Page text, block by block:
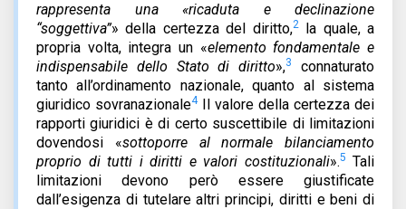
rappresenta una «ricaduta e declinazione
“soggettiva”» della certezza del diritto,2la quale, a
propria volta, integra un «elemento fondamentale e
indispensabile dello Stato di diritto»,3
connaturato
tanto all’ordinamento nazionale, quanto al sistema
giuridico sovranazionale4Il valore della certezza dei
rapporti giuridici è di certo suscettibile di limitazioni
dovendosi «sottoporre al normale bilanciamento
proprio di tutti i diritti e valori costituzionali».5 Tali
limitazioni devono però essere giustificate
dall’esigenza di tutelare altri principi, diritti e beni di